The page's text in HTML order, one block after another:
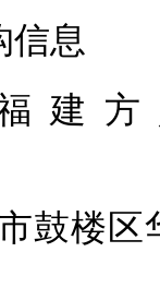
息
方
楼区华
楼